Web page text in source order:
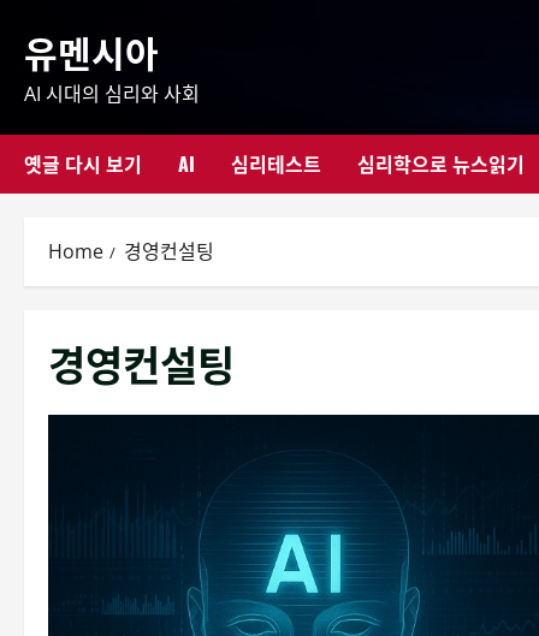
content
유멘시아
AI 시대의 심리와 사회
옛글 다시 보기 AI 심리테스트 심리학으로 뉴스읽기
Home 경영컨설팅
경영컨설팅